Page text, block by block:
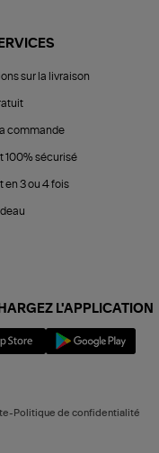
sur la livraison
commande
100% sécurisé
en 3 ou 4 fois
L'APPLICATION
Politique de confidentialité